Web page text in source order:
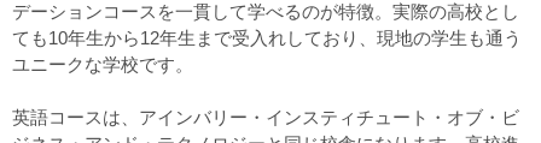
デーションコースを一貫して学べるのが特徴。実際の高校とし
ても10年生から12年生まで受入れしており、現地の学生も通う
ユニークな学校です。
英語コースは、アインバリー・インスティチュート・オブ・ビ